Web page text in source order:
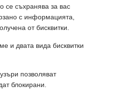
се съхранява за вас
с информацията,
от бисквитки.
и двата вида бисквитки
позволяват
блокирани.